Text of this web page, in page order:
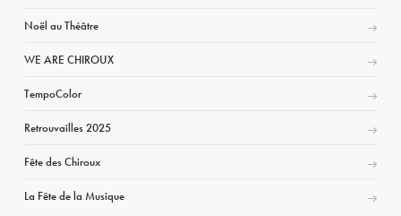
Noël au Théâtre
WE ARE CHIROUX
TempoColor
Retrouvailles 2025
Fête des Chiroux
La Fête de la Musique